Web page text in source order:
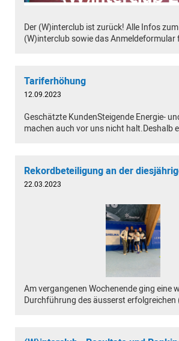
Der (W)interclub ist zurück! Alle Infos
(W)interclub sowie das Anmeldeformular
Tariferhöhung
12.09.2023
Geschätzte KundenSteigende Energie-
machen auch vor uns nicht halt.Deshalb
22.03.2023
Am vergangenen Wochenende ging eine
Durchführung des äusserst erfolgreichen